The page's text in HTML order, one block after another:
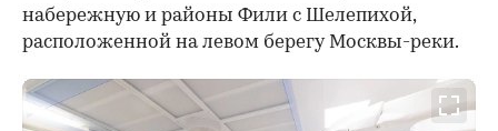
набережную и районы Фили с Шелепихой,
расположенной на левом берегу Москвы-реки.